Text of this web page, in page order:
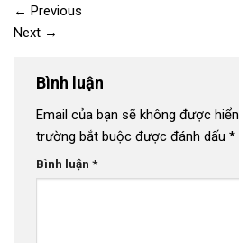
← Previous
Next →
Bình luận
Email của bạn sẽ không được
trường bắt buộc được đánh dấu *
Bình luận *